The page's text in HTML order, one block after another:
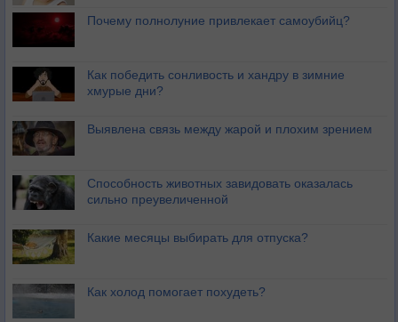
Почему полнолуние привлекает самоубийц?
Как победить сонливость и хандру в зимние
хмурые дни?
Выявлена связь между жарой и плохим зрением
Способность животных завидовать оказалась
сильно преувеличенной
Какие месяцы выбирать для отпуска?
Как холод помогает похудеть?